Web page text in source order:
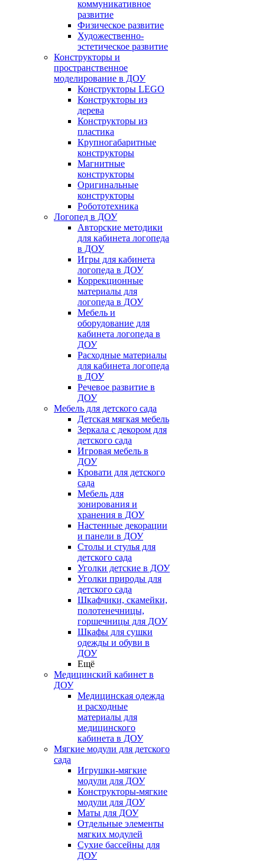
коммуникативное
развитие
Физическое развитие
Художественно-
эстетическое развитие
Конструкторы и
пространственное
моделирование в ДОУ
Конструкторы LEGO
Конструкторы из
дерева
Конструкторы из
пластика
Крупногабаритные
конструкторы
Магнитные
конструкторы
Оригинальные
конструкторы
Робототехника
Логопед в ДОУ
Авторские методики
для кабинета логопеда
в ДОУ
Игры для кабинета
логопеда в ДОУ
Коррекционные
материалы для
логопеда в ДОУ
Мебель и
оборудование для
кабинета логопеда в
ДОУ
Расходные материалы
для кабинета логопеда
в ДОУ
Речевое развитие в
ДОУ
Мебель для детского сада
Детская мягкая мебель
Зеркала с декором для
детского сада
Игровая мебель в
ДОУ
Кровати для детского
сада
Мебель для
зонирования и
хранения в ДОУ
Настенные декорации
и панели в ДОУ
Столы и стулья для
детского сада
Уголки детские в ДОУ
Уголки природы для
детского сада
Шкафчики, скамейки,
полотенечницы,
горшечницы для ДОУ
Шкафы для сушки
одежды и обуви в
ДОУ
Ещё
Медицинский кабинет в
ДОУ
Медицинская одежда
и расходные
материалы для
медицинского
кабинета в ДОУ
Мягкие модули для детского
сада
Игрушки-мягкие
модули для ДОУ
Конструкторы-мягкие
модули для ДОУ
Маты для ДОУ
Отдельные элементы
мягких модулей
Сухие бассейны для
ДОУ